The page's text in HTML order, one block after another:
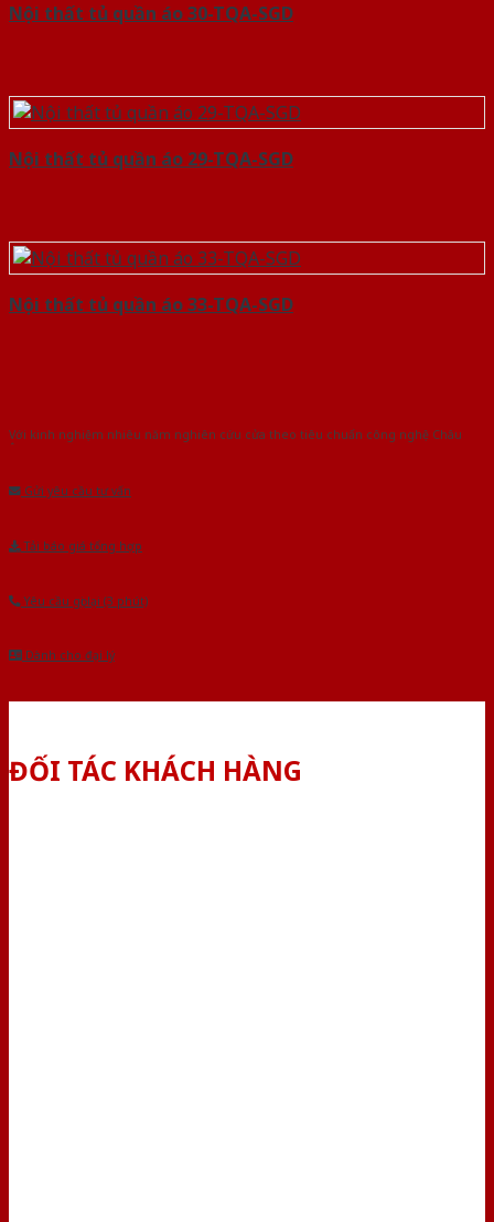
Nội thất tủ quần áo 30-TQA-SGD
Nội thất tủ quần áo 29-TQA-SGD
Nội thất tủ quần áo 33-TQA-SGD
Với kinh nghiệm nhiêu năm nghiên cứu cửa theo tiêu chuẩn công nghệ Châu
Gửi yêu cầu tư vấn
Tải báo giá tổng hợp
Yêu cầu gọi lại (3 phút)
Dành cho đại lý
ĐỐI TÁC KHÁCH HÀNG